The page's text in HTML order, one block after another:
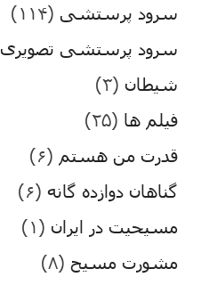
سرود پرستشی (۱۱۴)
سرود پرستشی تصویری
شیطان (۳)
فیلم ها (۲۵)
قدرت من هستم (۶)
گناهان دوازده گانه (۶)
مسیحیت در ایران (۱)
مشورت مسیح (۸)